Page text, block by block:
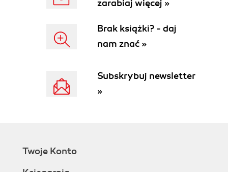
Engineers + Security-Aware Developers
Your Team, Siloed
Working in silos
Learns Fastest, Wins
Collaboration and Emergence
2. Playing to Win with Context and Collaboration
zarabiaj więcej »
Brak książki? - daj
nam znać »
Subskrybuj newsletter
»
Twoje Konto